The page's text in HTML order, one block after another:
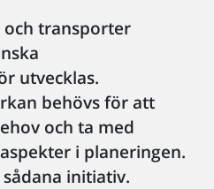
transporter
utvecklas.
behövs för att
och ta med
i planeringen.
initiativ.